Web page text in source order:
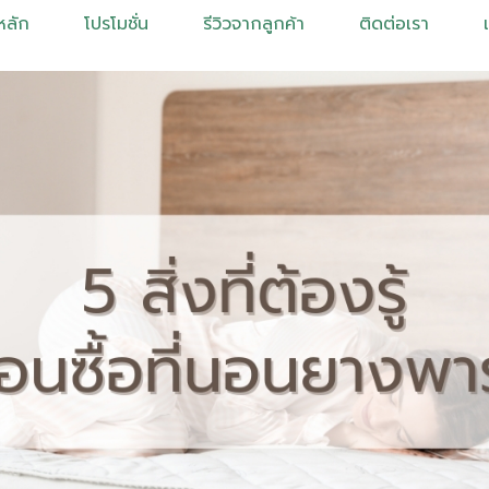
ลัก โปรโมชั่น รีวิวจากลูกค้า ติดต่อเรา